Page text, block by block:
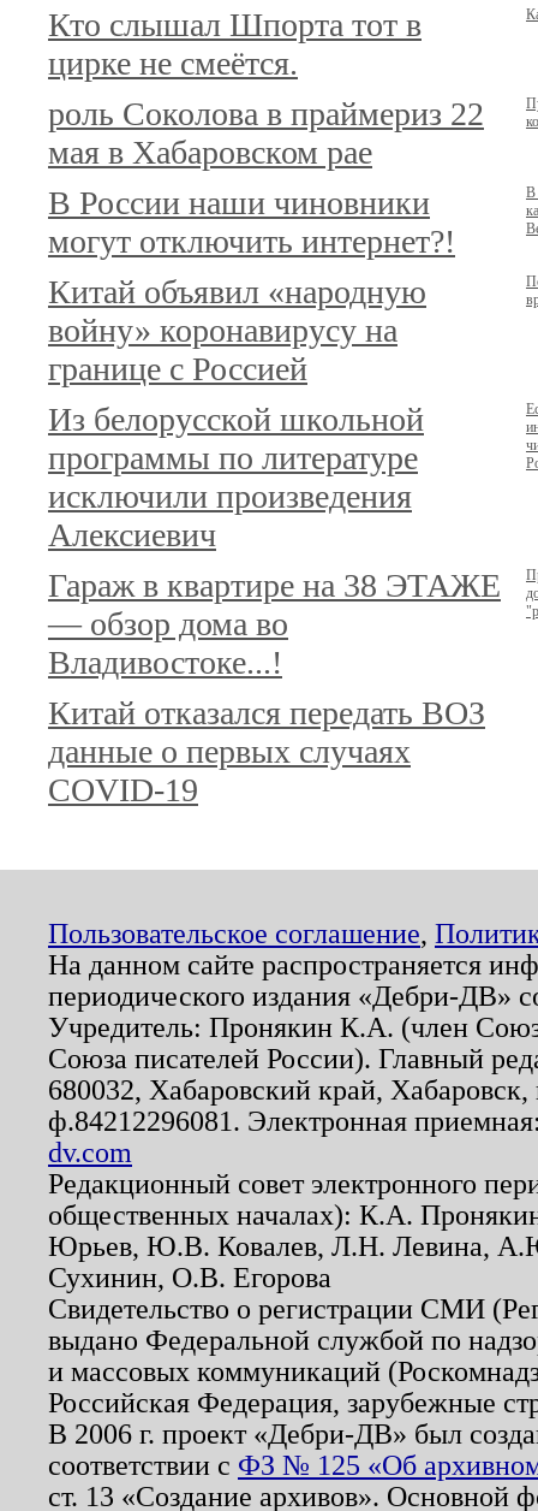
Кто слышал Шпорта тот в
цирке не смеётся.
роль Соколова в праймериз 22
мая в Хабаровском рае
В России наши чиновники
могут отключить интернет?!
В
Китай объявил «народную
войну» коронавирусу на
границе с Россией
Из белорусской школьной
программы по литературе
исключили произведения
Алексиевич
Гараж в квартире на 38 ЭТАЖЕ
— обзор дома во
Владивостоке...!
Китай отказался передать ВОЗ
данные о первых случаях
COVID-19
Пользовательское соглашение,
На данном сайте распространяется
периодического издания «Дебри-ДВ»
Учредитель: Пронякин К.А. (член
Союза писателей России). Главный
680032, Хабаровский край,
ф.84212296081. Электронная
dv.com
Редакционный совет электронного
общественных началах): К.А.
Юрьев, Ю.В. Ковалев, Л.Н. Левина,
Сухинин, О.В. Егорова
Свидетельство о регистрации СМИ
выдано Федеральной службой по
и массовых коммуникаций
Российская Федерация, зарубежные
В 2006 г. проект «Дебри-ДВ» был
соответствии с ФЗ № 125 «Об
ст. 13 «Создание архивов». Основной